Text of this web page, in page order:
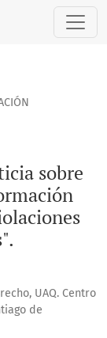
derecho de
sobre
UAQ. Centro
de